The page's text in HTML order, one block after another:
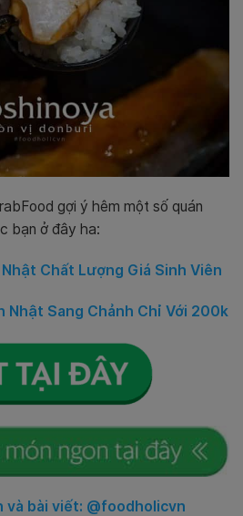
gợi ý hêm một số quán
bạn ở đây ha:
Chất Lượng Giá Sinh Viên
Nhật Sang Chảnh Chỉ Với 200k
và bài viết: @foodholicvn